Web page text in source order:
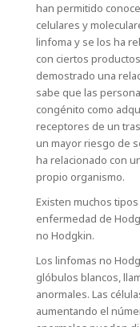
han permitido
celulares y
linfoma y se los ha
con ciertos
demostrado una
sabe que las
congénito como
receptores de un
un mayor riesgo de
ha relacionado con
propio organismo.
Existen muchos
enfermedad de
no Hodgkin.
Los linfomas no
glóbulos blancos,
anormales. Las
aumentando el